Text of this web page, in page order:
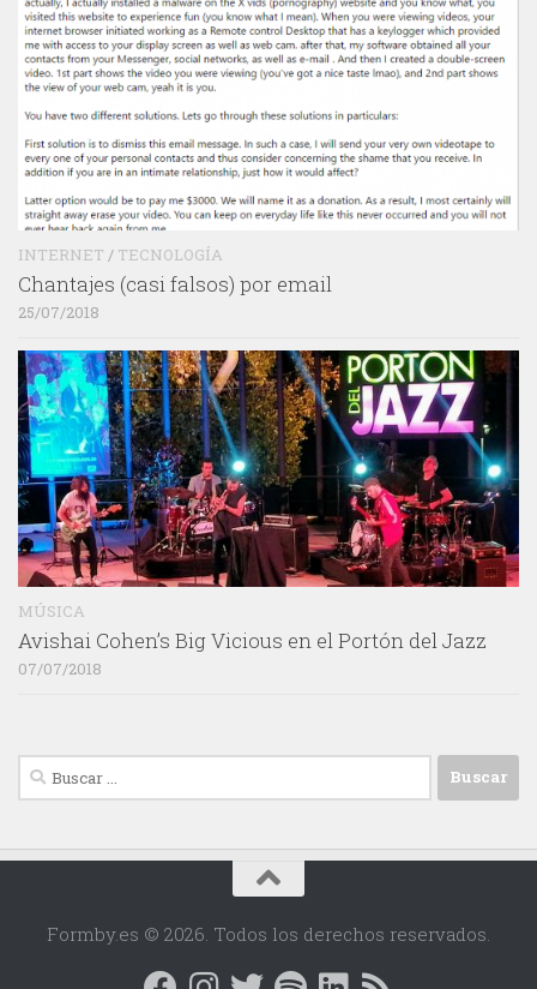
INTERNET / TECNOLOGÍA
Chantajes (casi falsos) por email
25/07/2018
MÚSICA
Avishai Cohen’s Big Vicious en el Portón del Jazz
07/07/2018
Buscar:
Formby.es © 2026. Todos los derechos reservados.